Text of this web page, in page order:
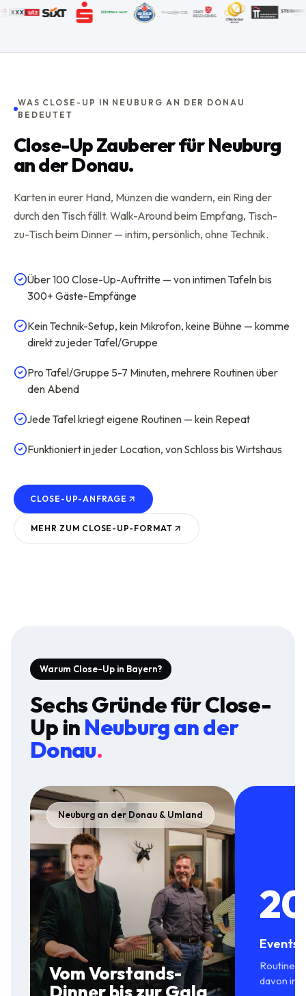
WAS CLOSE-UP IN NEUBURG AN DER DONAU
BEDEUTET
Close-Up Zauberer für Neuburg
an der Donau.
Karten in eurer Hand, Münzen die wandern, ein Ring der
durch den Tisch fällt. Walk-Around beim Empfang, Tisch-
zu-Tisch beim Dinner — intim, persönlich, ohne Technik.
Über 100 Close-Up-Auftritte — von intimen Tafeln bis
300+ Gäste-Empfänge
Kein Technik-Setup, kein Mikrofon, keine Bühne — komme
direkt zu jeder Tafel/Gruppe
Pro Tafel/Gruppe 5-7 Minuten, mehrere Routinen über
den Abend
Jede Tafel kriegt eigene Routinen — kein Repeat
Funktioniert in jeder Location, von Schloss bis Wirtshaus
CLOSE-UP-ANFRAGE
MEHR ZUM CLOSE-UP-FORMAT
Warum Close-Up in Bayern?
Sechs Gründe fürClose-
Up in Neuburg an der
Donau.
Neuburg an der Donau & Umland
Vom Vorstands-
Events
Routine
davon in